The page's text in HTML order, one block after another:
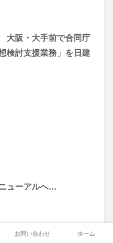
大阪・大手前で合同庁
検討支援業務」を日建
ューアルへ…
お問い合わせ ホーム